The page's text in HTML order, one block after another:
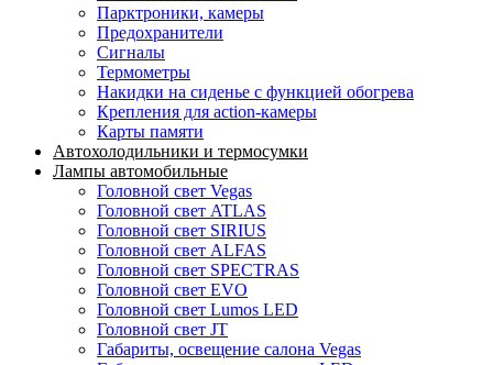
Парктроники, камеры
Предохранители
Сигналы
Термометры
Накидки на сиденье с функцией обогрева
Крепления для action-камеры
Карты памяти
Автохолодильники и термосумки
Лампы автомобильные
Головной свет Vegas
Головной свет ATLAS
Головной свет SIRIUS
Головной свет ALFAS
Головной свет SPECTRAS
Головной свет EVO
Головной свет Lumos LED
Головной свет JT
Габариты, освещение салона Vegas